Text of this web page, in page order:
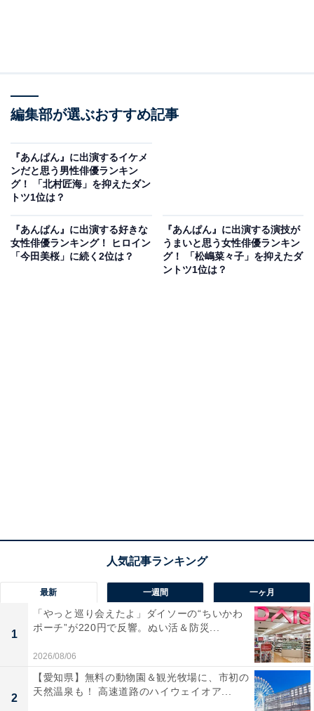
編集部が選ぶおすすめ記事
『あんぱん』に出演するイケメ
ンだと思う男性俳優ランキン
グ！ 「北村匠海」を抑えたダン
トツ1位は？
『あんぱん』に出演する好きな
女性俳優ランキング！ ヒロイン
「今田美桜」に続く2位は？
『あんぱん』に出演する演技が
うまいと思う女性俳優ランキン
グ！ 「松嶋菜々子」を抑えたダ
ントツ1位は？
最新 一週間 一ヶ月
1
「やっと巡り会えたよ」ダイソーの“ちいかわ
ポーチ”が220円で反響。ぬい活＆防災...
2026/08/06
2
【愛知県】無料の動物園＆観光牧場に、市初の
天然温泉も！ 高速道路のハイウェイオア...